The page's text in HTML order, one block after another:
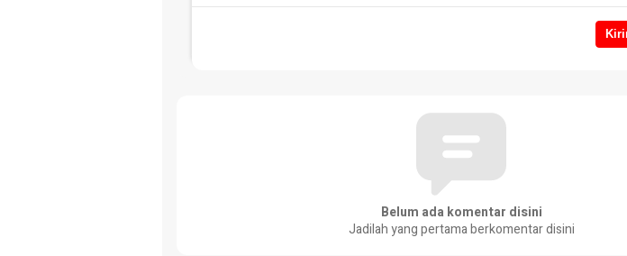
Belum ada komentar disini
Jadilah yang pertama berkomentar disini